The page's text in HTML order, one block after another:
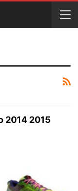
2014 2015